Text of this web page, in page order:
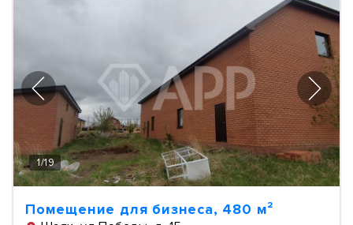
1/19
Помещение для бизнеса, 480 м²